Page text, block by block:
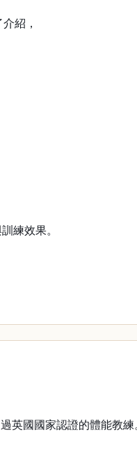
紹，
練效果。
國家認證的體能教練